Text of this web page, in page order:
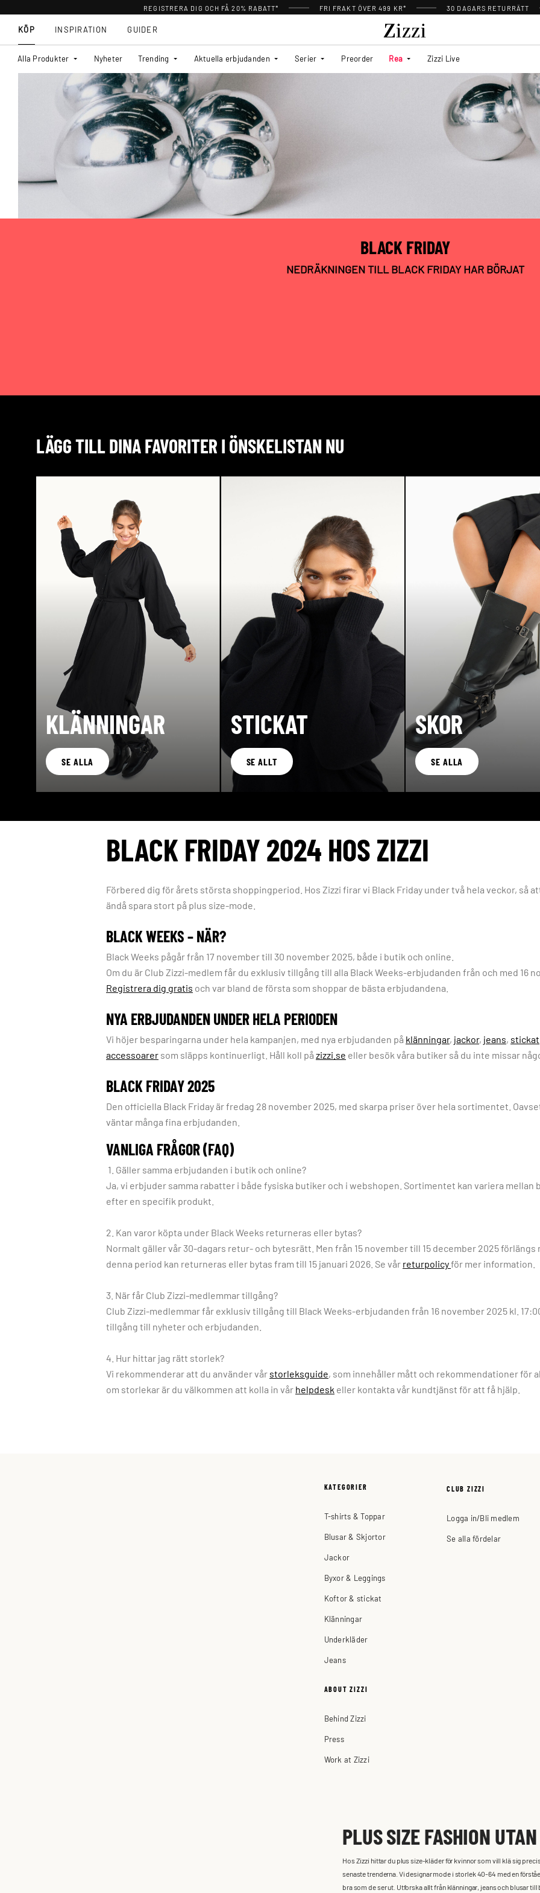
REGISTRERA DIG OCH FÅ 20% RABATT* FRI FRAKT ÖVER 499 KR* 30 DAGARS RETURRÄTT
KÖP
Alla Produkter Nyheter Trending Aktuella erbjudanden Serier Preorder Rea Zizzi Live
INSPIRATION GUIDER
BLACK FRIDAY
NEDRÄKNINGEN TILL BLACK FRIDAY HAR BÖRJAT
LÄGG TILL DINA FAVORITER I ÖNSKELISTAN NU
KLÄNNINGAR
SE ALLA
STICKAT
SE ALLT
SKOR
SE ALLA
BLACK FRIDAY 2024 HOS ZIZZI
Förbered dig för årets största shoppingperiod. Hos Zizzi firar vi Black Friday under två hela veckor, så
ändå spara stort på plus size-mode.
BLACK WEEKS – NÄR?
Black Weeks pågår från 17 november till 30 november 2025, både i butik och online.
Om du är Club Zizzi-medlem får du exklusiv tillgång till alla Black Weeks-erbjudanden från och med 16
Registrera dig gratis och var bland de första som shoppar de bästa erbjudandena.
NYA ERBJUDANDEN UNDER HELA PERIODEN
Vi höjer besparingarna under hela kampanjen, med nya erbjudanden på klänningar, jackor, jeans, stickat
accessoarer som släpps kontinuerligt. Håll koll på zizzi.se eller besök våra butiker så du inte missar
BLACK FRIDAY 2025
Den officiella Black Friday är fredag 28 november 2025, med skarpa priser över hela sortimentet.
väntar många fina erbjudanden.
VANLIGA FRÅGOR (FAQ)
1. Gäller samma erbjudanden i butik och online?
Ja, vi erbjuder samma rabatter i både fysiska butiker och i webshopen. Sortimentet kan variera mellan
efter en specifik produkt.
2. Kan varor köpta under Black Weeks returneras eller bytas?
Normalt gäller vår 30-dagars retur- och bytesrätt. Men från 15 november till 15 december 2025
denna period kan returneras eller bytas fram till 15 januari 2026. Se vår returpolicyför mer information.
3. När får Club Zizzi-medlemmar tillgång?
Club Zizzi-medlemmar får exklusiv tillgång till Black Weeks-erbjudanden från 16 november 2025 kl.
tillgång till nyheter och erbjudanden.
4. Hur hittar jag rätt storlek?
Vi rekommenderar att du använder vår storleksguide, som innehåller mått och rekommendationer för
om storlekar är du välkommen att kolla in vår helpdesk eller kontakta vår kundtjänst för att få hjälp.
KATEGORIER
T-shirts & Toppar
Blusar & Skjortor
Jackor
Byxor & Leggings
Koftor & stickat
Klänningar
Underkläder
Jeans
CLUB ZIZZI
Logga in/Bli medlem
Se alla fördelar
ABOUT ZIZZI
Behind Zizzi
Press
Work at Zizzi
PLUS SIZE FASHION
Hos Zizzi hittar du plus size-kläder för kvinnor som vill klä sig
senaste trenderna. Vi designar mode i storlek 40-64 med en
bra som de ser ut. Utforska allt från klänningar, jeans och blusar